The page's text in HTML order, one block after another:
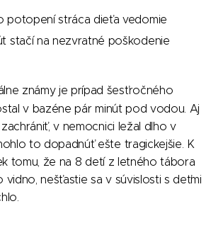
potopení stráca dieťa vedomie
stačí na nezvratné poškodenie
známy je prípad šesťročného
v bazéne pár minút pod vodou. Aj
v nemocnici ležal dlho v
to dopadnúť ešte tragickejšie. K
tomu, že na 8 detí z letného tábora
vidno, nešťastie sa v súvislosti s deťmi